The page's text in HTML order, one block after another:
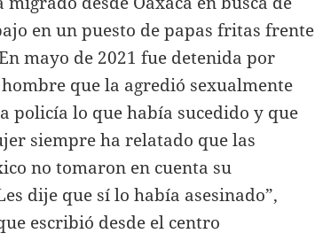
en un puesto de papas fritas frente
mayo de 2021 fue detenida por
que la agredió sexualmente
policía lo que había sucedido y que
siempre ha relatado que las
no tomaron en cuenta su
dije que sí lo había asesinado”,
escribió desde el centro